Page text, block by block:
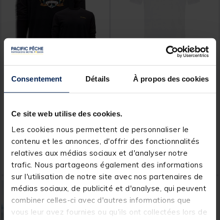
Consentement Détails À propos des cookies
Ce site web utilise des cookies.
Les cookies nous permettent de personnaliser le
contenu et les annonces, d'offrir des fonctionnalités
relatives aux médias sociaux et d'analyser notre
trafic. Nous partageons également des informations
sur l'utilisation de notre site avec nos partenaires de
médias sociaux, de publicité et d'analyse, qui peuvent
combiner celles-ci avec d'autres informations que
vous leur avez fournies ou qu'ils ont collectées lors de
GRUNDENS
T-shirt Grundens Tuna
Price reduced from
39,99 €to
19, 99 € Ajouter au panier
Expédition sous 24 h
KORDA
29, 99 €
Expédition sous 7 jours